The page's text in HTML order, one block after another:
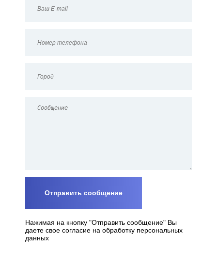
Нажимая на кнопку "Отправить сообщение" Вы
даете свое согласие на обработку персональных
данных